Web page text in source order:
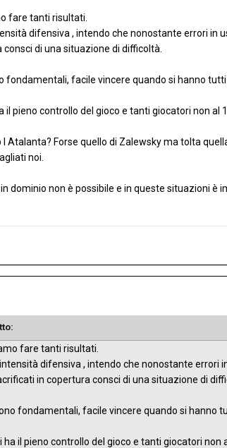
fare tanti risultati.
difensiva , intendo che nonostante errori in
di una situazione di difficoltà.
fondamentali, facile vincere quando si hanno
il pieno controllo del gioco e tanti giocatori non al
Atalanta? Forse quello di Zalewsky ma tolta
noi.
dominio non è possibile e in queste situazioni
fare tanti risultati.
difensiva , intendo che nonostante errori
in copertura consci di una situazione di
fondamentali, facile vincere quando si hanno
il pieno controllo del gioco e tanti giocatori non